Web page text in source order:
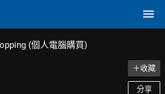
(個人電腦購買)
＋收藏
分享